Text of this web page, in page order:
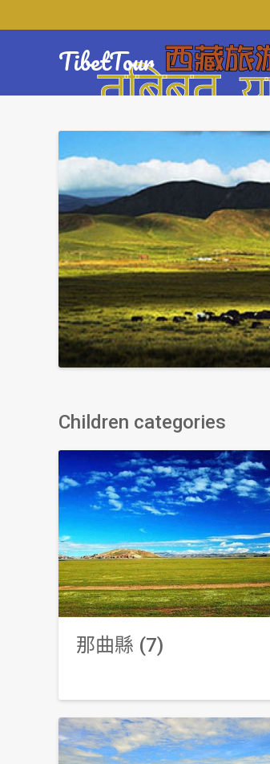
TibetTour
Children categories
那曲縣 (7)